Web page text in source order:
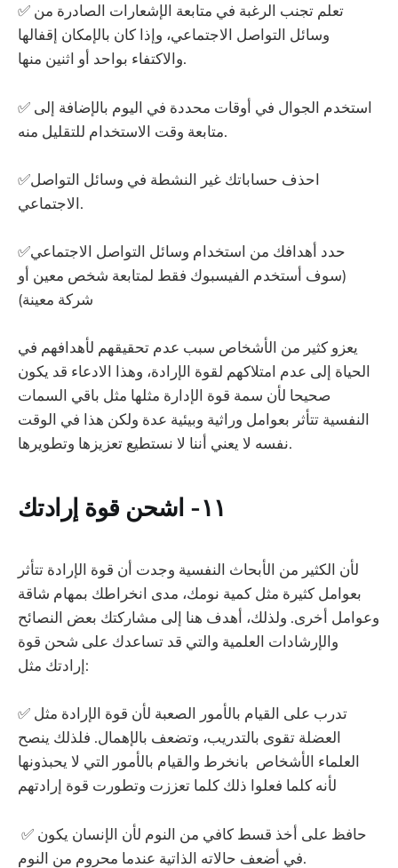
✅ تعلم تجنب الرغبة في متابعة الإشعارات الصادرة من
وسائل التواصل الاجتماعي، وإذا كان بالإمكان إقفالها
والاكتفاء بواحد أو اثنين منها.
✅ استخدم الجوال في أوقات محددة في اليوم بالإضافة إلى
متابعة وقت الاستخدام للتقليل منه.
✅احذف حساباتك غير النشطة في وسائل التواصل
الاجتماعي.
✅حدد أهدافك من استخدام وسائل التواصل الاجتماعي
(سوف أستخدم الفيسبوك فقط لمتابعة شخص معين أو
شركة معينة)
يعزو كثير من الأشخاص سبب عدم تحقيقهم لأهدافهم في
الحياة إلى عدم امتلاكهم لقوة الإرادة، وهذا الادعاء قد يكون
صحيحا لأن سمة قوة الإدارة مثلها مثل باقي السمات
النفسية تتأثر بعوامل وراثية وبيئية عدة ولكن هذا في الوقت
نفسه لا يعني أننا لا نستطيع تعزيزها وتطويرها.
١١- اشحن قوة إرادتك
لأن الكثير من الأبحاث النفسية وجدت أن قوة الإرادة تتأثر
بعوامل كثيرة مثل كمية نومك، مدى انخراطك بمهام شاقة
وعوامل أخرى. ولذلك، أهدف هنا إلى مشاركتك بعض النصائح
والإرشادات العلمية والتي قد تساعدك على شحن قوة
إرادتك مثل:
✅ تدرب على القيام بالأمور الصعبة لأن قوة الإرادة مثل
العضلة تقوى بالتدريب، وتضعف بالإهمال. فلذلك ينصح
العلماء الأشخاص بانخرط والقيام بالأمور التي لا يحبذونها
لأنه كلما فعلوا ذلك كلما تعززت وتطورت قوة إرادتهم
✅ حافظ على أخذ قسط كافي من النوم لأن الإنسان يكون
في أضعف حالاته الذاتية عندما محروم من النوم.